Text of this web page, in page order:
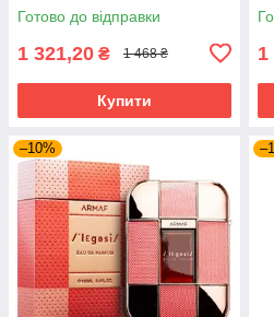
Готово до відправки
1 321,20 ₴ 1 468 ₴
Купити
1
–10%